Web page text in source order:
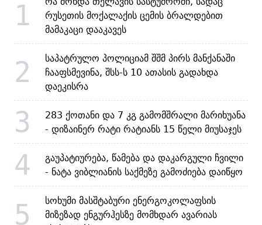
1
რუსეთის მოქალაქის ცემის ბრალდებით
მამაკაცი დააკავეს
2
საპატრულო პოლიციამ შშმ პირს მანქანაში
ჩააფსმევინა, შსს-ს 10 ათასის გადახდა
დაეკისრა
3
283 ქოთანი და 7 კგ გამომშრალი მარიხუანა
- დიზაინერ რატი რატიანს 15 წელი მიუსაჯეს
4
გაუპატიურება, წამება და დაკარგული ჩვილი
- ნატა ვიბლიანის საქმეზე გამოძიება დაიწყო
5
სოხუმი მასშტაბური ენერგოკოლაფსის
მიზეზად ენგურჰესზე მომხდარ ავარიას